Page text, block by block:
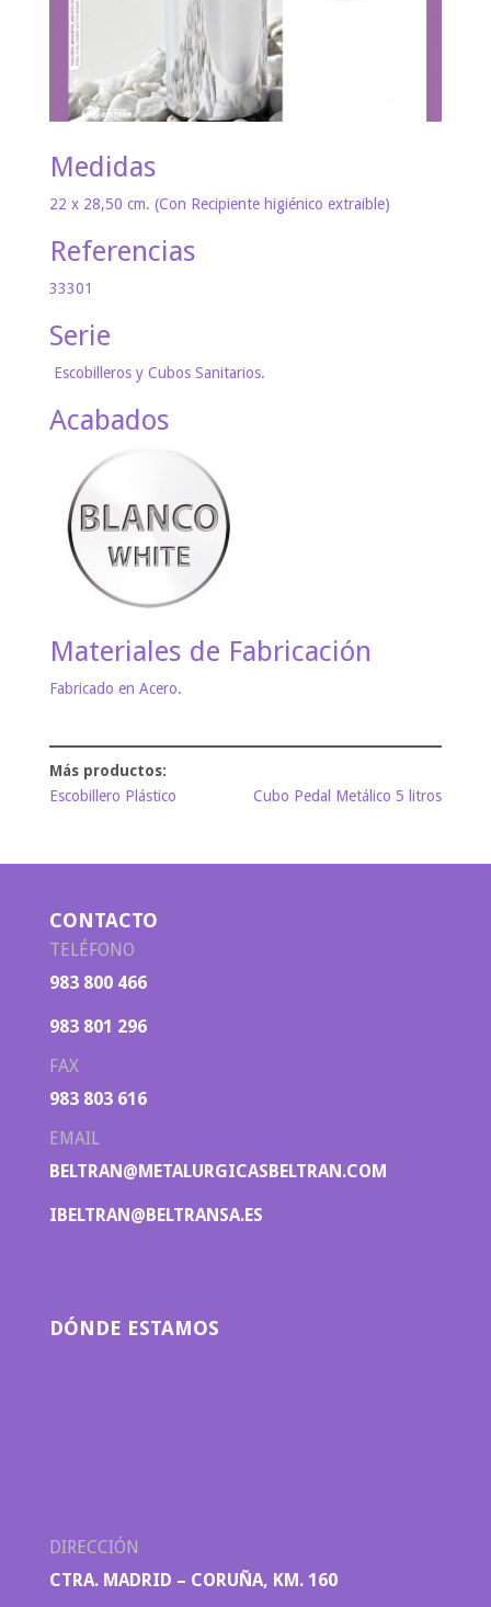
Medidas
22 x 28,50 cm. (Con Recipiente higiénico extraible)
Referencias
33301
Serie
Escobilleros y Cubos Sanitarios.
Acabados
Materiales de Fabricación
Fabricado en Acero.
Escobillero Plástico Cubo Pedal Metálico 5 litros
CONTACTO
TELÉFONO
983 800 466
983 801 296
FAX
983 803 616
EMAIL
BELTRAN@METALURGICASBELTRAN.COM
IBELTRAN@BELTRANSA.ES
DÓNDE ESTAMOS
DIRECCIÓN
CTRA. MADRID – CORUÑA, KM. 160